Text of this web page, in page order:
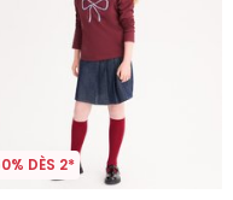
DÈS 2*